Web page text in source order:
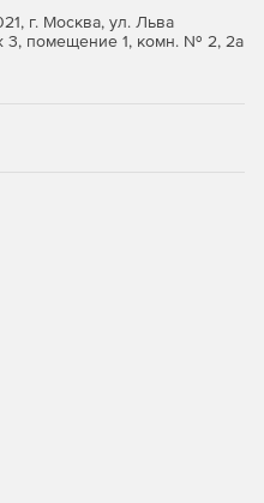
г. Москва, ул. Льва
3, помещение 1, комн. № 2, 2а